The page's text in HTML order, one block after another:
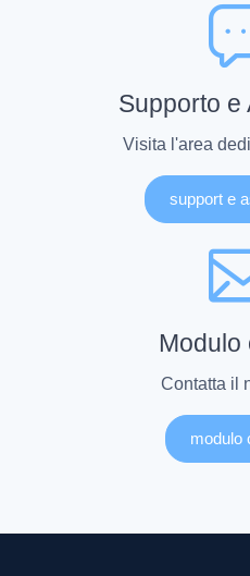
Supporto e
Visita l'area
support e
Modulo
Contatta il
modulo